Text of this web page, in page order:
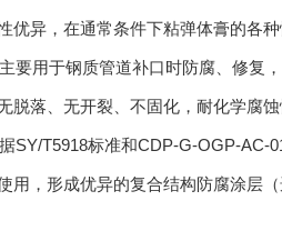
优异，在通常条件下粘弹体膏的各种
用于钢质管道补口时防腐、修复，
脱落、无开裂、不固化，耐化学腐蚀
T5918标准和CDP-G-OGP-AC-
用，形成优异的复合结构防腐涂层